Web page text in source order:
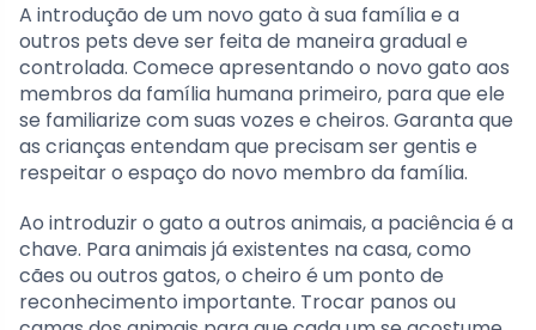
A introdução de um novo gato à sua família e a
outros pets deve ser feita de maneira gradual e
controlada. Comece apresentando o novo gato aos
membros da família humana primeiro, para que ele
se familiarize com suas vozes e cheiros. Garanta que
as crianças entendam que precisam ser gentis e
respeitar o espaço do novo membro da família.
Ao introduzir o gato a outros animais, a paciência é a
chave. Para animais já existentes na casa, como
cães ou outros gatos, o cheiro é um ponto de
reconhecimento importante. Trocar panos ou